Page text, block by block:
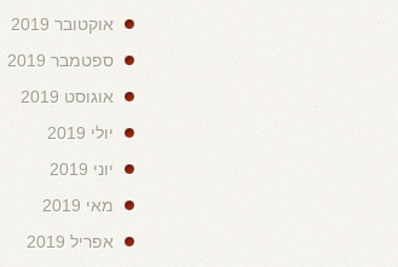
אוקטובר 2019
ספטמבר 2019
אוגוסט 2019
יולי 2019
יוני 2019
מאי 2019
אפריל 2019